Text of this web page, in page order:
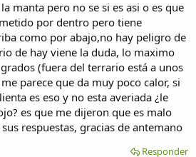
manta pero no se si es asi o es que
por dentro pero tiene
como por abajo,no hay peligro de
de hay viene la duda, lo maximo
(fuera del terrario está a unos
parece que da muy poco calor, si
es eso y no esta averiada ¿le
es que me dijeron que es malo
respuestas, gracias de antemano
Responder